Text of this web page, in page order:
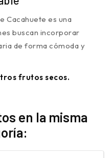
Cacahuete es una
buscan incorporar
de forma cómoda y
frutos secos.
en la misma